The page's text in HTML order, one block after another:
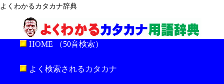
よくわかるカタカナ辞典
HOME （50音検索）
よく検索されるカタカナ